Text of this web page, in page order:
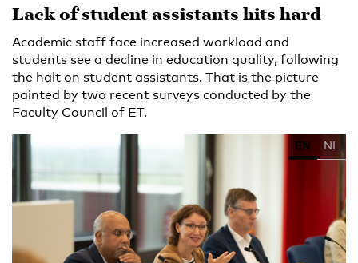
Lack of student assistants hits hard
Academic staff face increased workload and
students see a decline in education quality, following
the halt on student assistants. That is the picture
painted by two recent surveys conducted by the
Faculty Council of ET.
EN NL